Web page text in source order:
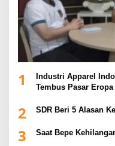
1
Industri Apparel
Tembus Pasar Eropa
2 SDR Beri 5 Alasan
3 Saat Bepe